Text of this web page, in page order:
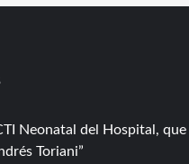
Neonatal del Hospital, que
Toriani”